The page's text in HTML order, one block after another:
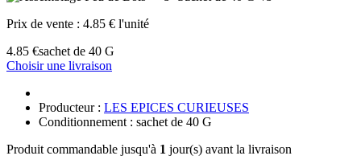
Prix de vente : 4.85 € l'unité
4.85 €sachet de 40 G
Choisir une livraison
Producteur : LES EPICES CURIEUSES
Conditionnement : sachet de 40 G
Produit commandable jusqu'à 1 jour(s) avant la livraison